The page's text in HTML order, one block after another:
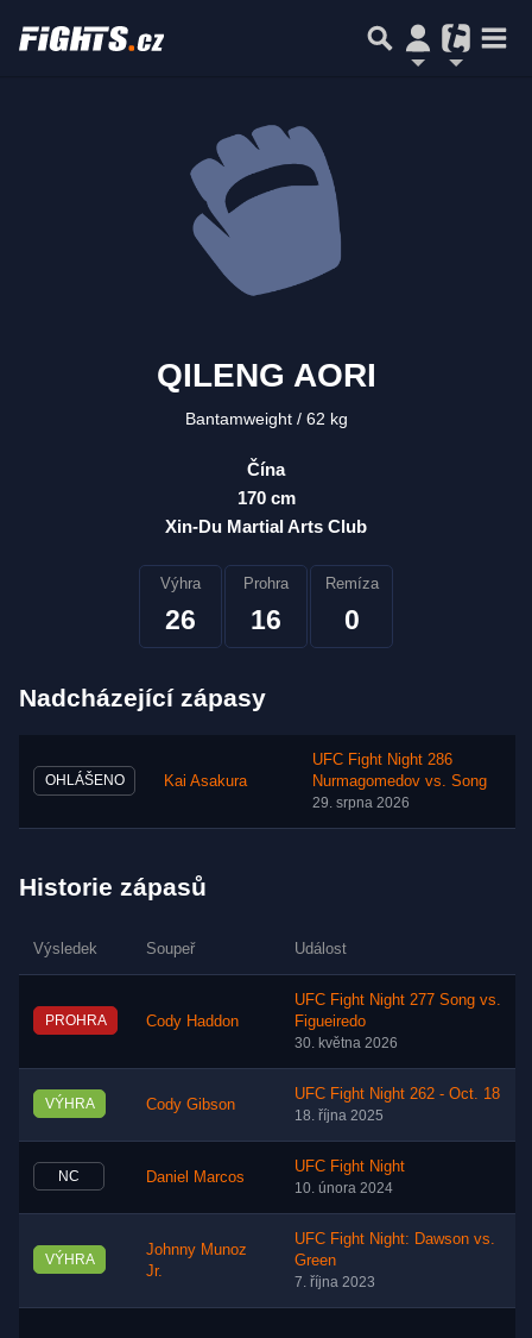
QILENG AORI
Bantamweight 62 kg
Čína
170 cm
Xin-Du Martial Arts Club
Výhra
26
Prohra
16
Remíza
0
Nadcházející zápasy
OHLÁŠENO Kai Asakura
UFC Fight Night 286
Nurmagomedov vs. Song
29. srpna 2026
Historie zápasů
Výsledek Soupeř Událost
PROHRA Cody Haddon
UFC Fight Night 277 Song vs.
Figueiredo
30. května 2026
VÝHRA Cody Gibson
UFC Fight Night 262 - Oct. 18
18. října 2025
NC Daniel Marcos
UFC Fight Night
10. února 2024
VÝHRA
Johnny Munoz
Jr.
UFC Fight Night: Dawson vs.
Green
7. října 2023